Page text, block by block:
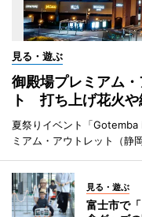
見る・遊ぶ
御殿場プレミアム
ト 打ち上げ花火や
夏祭りイベント「
ミアム・アウトレット（静
見る・遊ぶ
富士市で